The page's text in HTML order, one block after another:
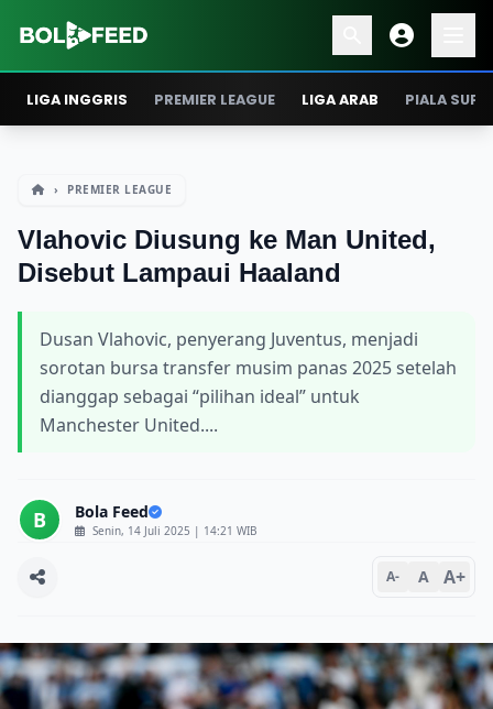
LIGA INGGRIS PREMIER LEAGUE LIGA ARAB PIALA
› PREMIER LEAGUE
Vlahovic Diusung ke Man United,
Disebut Lampaui Haaland
Dusan Vlahovic, penyerang Juventus, menjadi
sorotan bursa transfer musim panas 2025 setelah
dianggap sebagai “pilihan ideal” untuk
Manchester United....
B Bola Feed
Senin, 14 Juli 2025 | 14:21 WIB
A- A A+